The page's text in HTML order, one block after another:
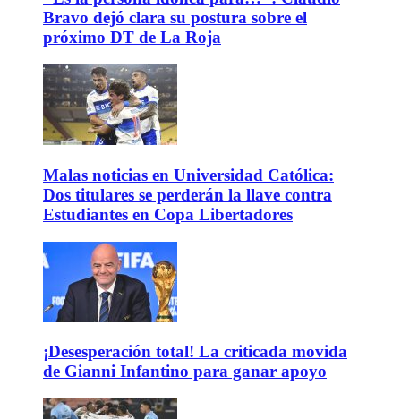
Bravo dejó clara su postura sobre el
próximo DT de La Roja
Malas noticias en Universidad Católica:
Dos titulares se perderán la llave contra
Estudiantes en Copa Libertadores
¡Desesperación total! La criticada movida
de Gianni Infantino para ganar apoyo